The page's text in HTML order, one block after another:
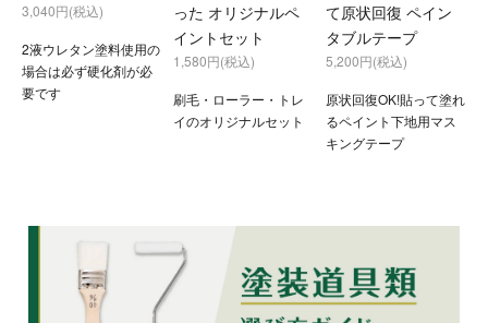
3,040円(税込)
2液ウレタン塗料使用の
場合は必ず硬化剤が必
要です
った オリジナルペ
イントセット
1,580円(税込)
刷毛・ローラー・トレ
イのオリジナルセット
て原状回復 ペイン
タブルテープ
5,200円(税込)
原状回復OK!貼って塗れ
るペイント下地用マス
キングテープ